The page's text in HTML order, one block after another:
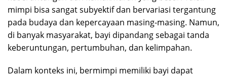
mimpi bisa sangat subyektif dan bervariasi tergantung
pada budaya dan kepercayaan masing-masing. Namun,
di banyak masyarakat, bayi dipandang sebagai tanda
keberuntungan, pertumbuhan, dan kelimpahan.
Dalam konteks ini, bermimpi memiliki bayi dapat